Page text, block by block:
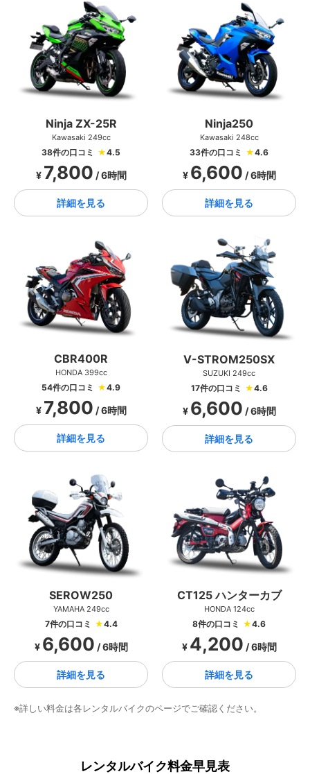
Ninja ZX-25R
Kawasaki 249cc
38件の口コミ ★4.5
¥ 7,800 / 6時間
詳細を見る
Ninja250
Kawasaki 248cc
33件の口コミ ★4.6
¥ 6,600 / 6時間
詳細を見る
CBR400R
HONDA 399cc
54件の口コミ ★4.9
¥ 7,800 / 6時間
詳細を見る
V-STROM250SX
SUZUKI 249cc
17件の口コミ ★4.6
¥ 6,600 / 6時間
詳細を見る
SEROW250
YAMAHA 249cc
7件の口コミ ★4.4
¥ 6,600 / 6時間
詳細を見る
CT125 ハンターカブ
HONDA 124cc
8件の口コミ ★4.6
¥ 4,200 / 6時間
詳細を見る
※詳しい料金は各レンタルバイクのページでご確認ください。
レンタルバイク料金早見表